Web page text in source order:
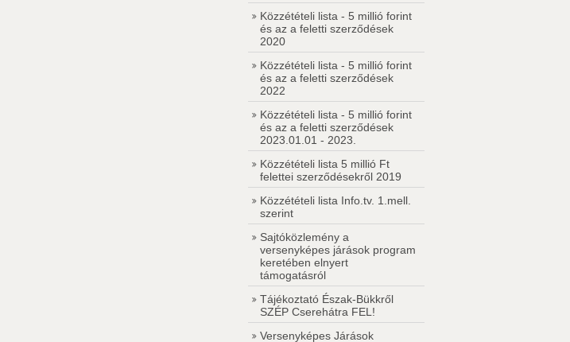
Közzétételi lista - 5 millió forint
és az a feletti szerződések
2020
Közzétételi lista - 5 millió forint
és az a feletti szerződések
2022
Közzétételi lista - 5 millió forint
és az a feletti szerződések
2023.01.01 - 2023.
Közzétételi lista 5 millió Ft
felettei szerződésekről 2019
Közzétételi lista Info.tv. 1.mell.
szerint
Sajtóközlemény a
versenyképes járások program
keretében elnyert
támogatásról
Tájékoztató Észak-Bükkről
SZÉP Cserehátra FEL!
Versenyképes Járások